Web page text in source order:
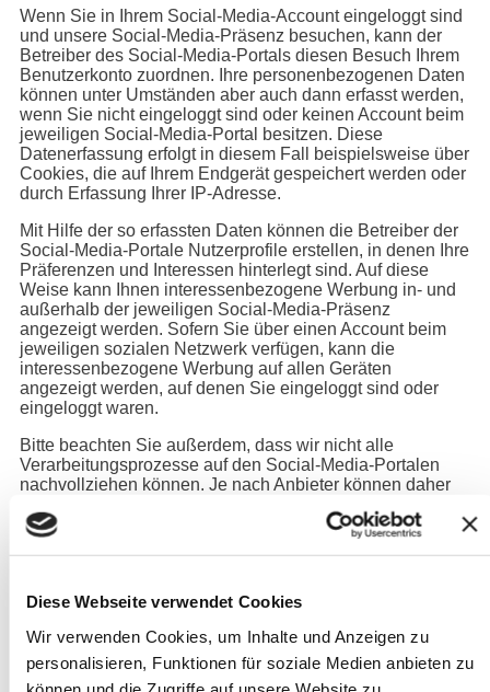
Diese Webseite verwendet Cookies
Wir verwenden Cookies, um Inhalte und Anzeigen zu
personalisieren, Funktionen für soziale Medien anbieten zu
Wenn Sie in Ihrem Social-Media-Account eingeloggt sind
und unsere Social-Media-Präsenz besuchen, kann der
Betreiber des Social-Media-Portals diesen Besuch Ihrem
Benutzerkonto zuordnen. Ihre personenbezogenen Daten
können unter Umständen aber auch dann erfasst werden,
wenn Sie nicht eingeloggt sind oder keinen Account beim
jeweiligen Social-Media-Portal besitzen. Diese
Datenerfassung erfolgt in diesem Fall beispielsweise über
Cookies, die auf Ihrem Endgerät gespeichert werden oder
durch Erfassung Ihrer IP-Adresse.
Mit Hilfe der so erfassten Daten können die Betreiber der
Social-Media-Portale Nutzerprofile erstellen, in denen Ihre
Präferenzen und Interessen hinterlegt sind. Auf diese
Weise kann Ihnen interessenbezogene Werbung in- und
außerhalb der jeweiligen Social-Media-Präsenz
angezeigt werden. Sofern Sie über einen Account beim
jeweiligen sozialen Netzwerk verfügen, kann die
interessenbezogene Werbung auf allen Geräten
angezeigt werden, auf denen Sie eingeloggt sind oder
eingeloggt waren.
Bitte beachten Sie außerdem, dass wir nicht alle
Verarbeitungsprozesse auf den Social-Media-Portalen
nachvollziehen können. Je nach Anbieter können daher
der Social-Media-Portale durchgeführt werden. Details
hierzu entnehmen Sie den Nutzungsbedingungen und
Rechtsgrundlage
Unsere Social-Media-Auftritte sollen eine möglichst